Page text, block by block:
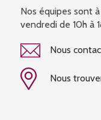
Nos équipes sont
vendredi de 10h à
Nous
Nous